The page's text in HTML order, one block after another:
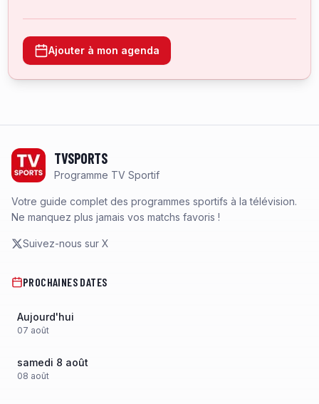
Ajouter à mon agenda
TVSPORTS
Programme TV Sportif
Votre guide complet des programmes sportifs à la télévision.
Ne manquez plus jamais vos matchs favoris !
Suivez-nous sur X
PROCHAINES DATES
Aujourd'hui
07 août
samedi 8 août
08 août